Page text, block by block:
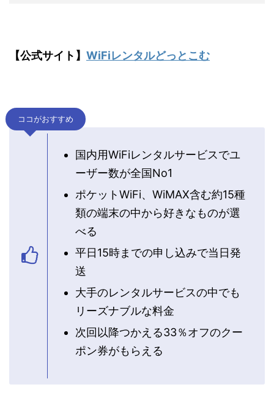
【公式サイト】 WiFiレンタルどっとこむ
ココがおすすめ
国内用WiFiレンタルサービスでユ
ーザー数が全国No1
ポケットWiFi、WiMAX含む約15種
類の端末の中から好きなものが選
べる
平日15時までの申し込みで当日発
送
大手のレンタルサービスの中でも
リーズナブルな料金
次回以降つかえる33％オフのクー
ポン券がもらえる